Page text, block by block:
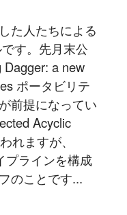
た人たちによる
す。先月末公
Dagger: a new
ポータビリテ
前提になってい
Acyclic
れますが、
プラインを構成
のことです...